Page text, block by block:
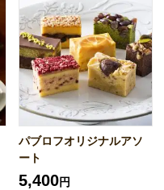
パブロフオリジナルアソ
ート
5,400円